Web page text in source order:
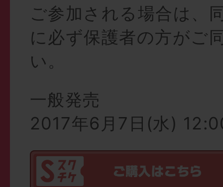
ご参加される場合は、
に必ず保護者の方がご
い。
一般発売
2017年6月7日(水)